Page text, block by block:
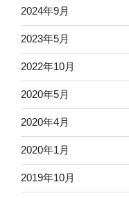
2024年9月
2023年5月
2022年10月
2020年5月
2020年4月
2020年1月
2019年10月